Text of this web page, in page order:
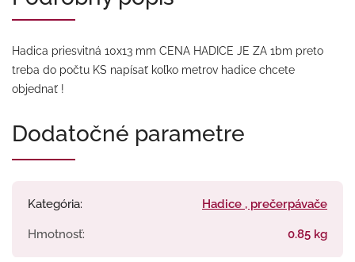
Hadica priesvitná 10x13 mm CENA HADICE JE ZA 1bm preto
treba do počtu KS napísať koľko metrov hadice chcete
objednať !
Dodatočné parametre
Kategória: Hadice , prečerpávače
Hmotnosť: 0.85 kg